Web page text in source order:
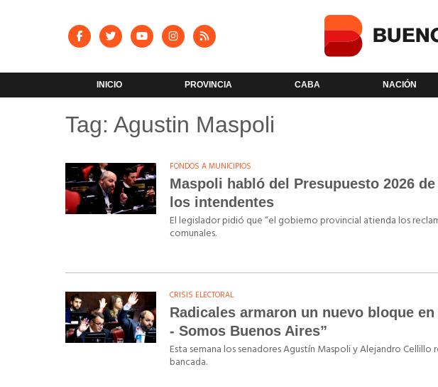
INICIO PROVINCIA CABA NACIÓN
Tag: Agustin Maspoli
FONDOS A MUNICIPIOS
Maspoli habló del Presupuesto 2026
los intendentes
El legislador pidió que “el gobierno provincial atienda los
comunales.
CRISIS ELECTORAL
Radicales armaron un nuevo bloque
- Somos Buenos Aires”
Esta semana los senadores Agustín Maspoli y Alejandro
bancada.